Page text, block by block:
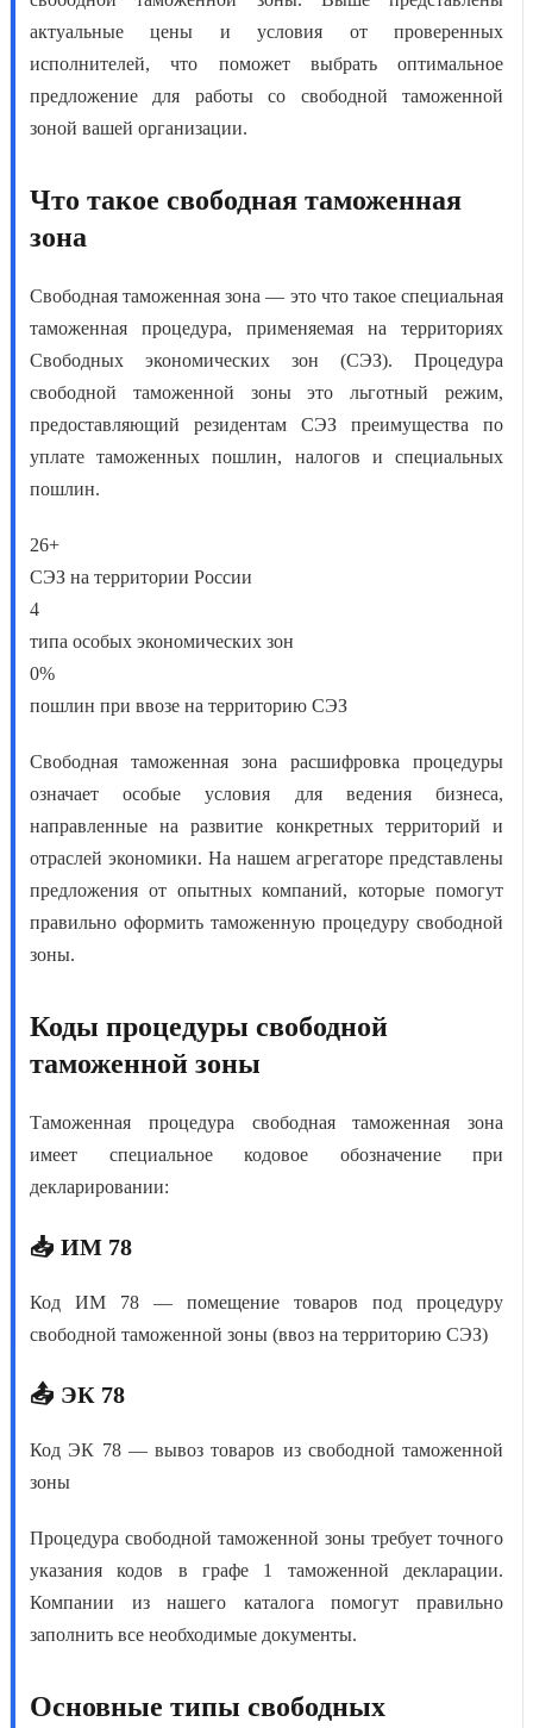
актуальные цены и условия от проверенных
исполнителей, что поможет выбрать оптимальное
предложение для работы со свободной таможенной
зоной вашей организации.
Что такое свободная таможенная
зона
Свободная таможенная зона — это чтотакое специальная
таможенная процедура, применяемая на территориях
Свободных экономических зон (СЭЗ). Процедура
свободной таможенной зоны это льготный режим,
предоставляющий резидентам СЭЗ преимущества по
уплате таможенных пошлин, налогов и специальных
пошлин.
26+
СЭЗ на территории России
4
типа особых экономических зон
0%
пошлин при ввозе на территорию СЭЗ
Свободная таможенная зона расшифровка процедуры
означает особые условия для ведения бизнеса,
направленные на развитие конкретных территорий и
отраслей экономики. На нашем агрегаторе представлены
предложения от опытных компаний, которые помогут
правильно оформить таможенную процедуру свободной
зоны.
Коды процедуры свободной
таможенной зоны
Таможенная процедура свободная таможенная зона
имеет специальное кодовое обозначение при
декларировании:
📥 ИМ 78
Код ИМ 78 — помещение товаров под процедуру
свободной таможенной зоны (ввоз на территорию СЭЗ)
📤 ЭК 78
Код ЭК 78— вывоз товаров из свободной таможенной
зоны
Процедура свободной таможенной зоны требует точного
указания кодов в графе 1 таможенной декларации.
Компании из нашего каталога помогут правильно
заполнить все необходимые документы.
Основные типы свободных